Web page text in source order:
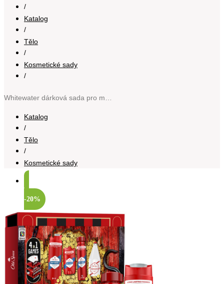
/
Katalog
/
Tělo
/
Kosmetické sady
/
Katalog
/
Tělo
/
Kosmetické sady
-20%